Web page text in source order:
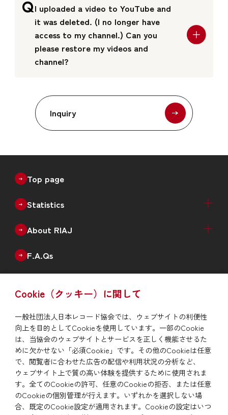
QI uploaded a video to YouTube and
it was deleted. (I no longer have
access to my channel.) Can you
please restore my videos and
channel?
Inquiry
Top page
Statistics
Physical Sales Estimates（Quarterly）
Digital Music Sales Estimates（Quarterly）
Recorded Music Sales Estimates（Physical +
Production of Physical Music（Monthly）
Annual Data
Annual New Releases（Genre）
Number of Catalogues（Genre）
Number of Debut Artists
Historical Data
About RIAJ
Outline
Enterprise
Board of Directors
Member List
F.A.Qs
To report piracy
Site Map Privacy Policy/Site Policy Links
Cookie（クッキー）に関して
一般社団法人日本レコード協会では、ウェブサイトの利便性
向上を目的としてCookieを使用しています。一部のCookie
は、当協会のウェブサイトとサービスを正しく機能させるた
めに欠かせない「必須Cookie」です。その他のCookieは任意
で、閲覧者に合わせた広告の配信や利用状況の分析など、
ウェブサイト上で質の高い体験を提供するために使用されま
す。全てのCookieの許可、任意のCookieの拒否、または任意
のCookieの個別管理が行えます。いずれかを選択しない場
合、既定のCookie設定が適用されます。Cookieの設定はいつ